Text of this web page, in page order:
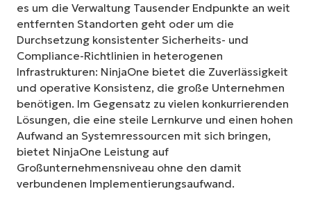
es um die Verwaltung Tausender Endpunkte an weit
entfernten Standorten geht oder um die
Durchsetzung konsistenter Sicherheits- und
Compliance-Richtlinien in heterogenen
Infrastrukturen: NinjaOne bietet die Zuverlässigkeit
und operative Konsistenz, die große Unternehmen
benötigen. Im Gegensatz zu vielen konkurrierenden
Lösungen, die eine steile Lernkurve und einen hohen
Aufwand an Systemressourcen mit sich bringen,
bietet NinjaOne Leistung auf
Großunternehmensniveau ohne den damit
verbundenen Implementierungsaufwand.